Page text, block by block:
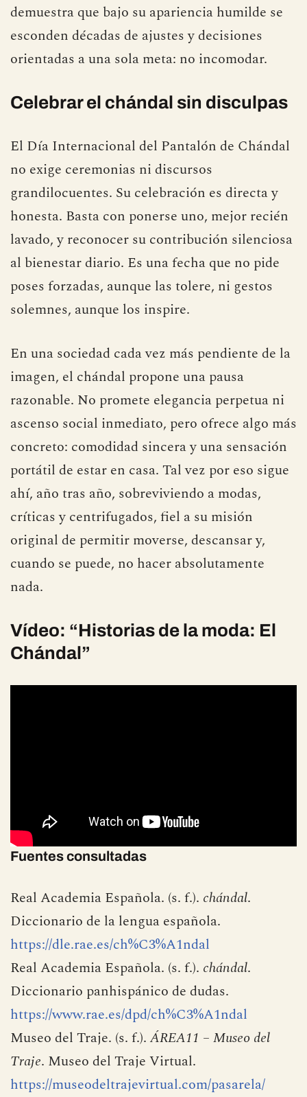
demuestra que bajo su apariencia humilde se
esconden décadas de ajustes y decisiones
orientadas a una sola meta: no incomodar.
Celebrar el chándal sin disculpas
El Día Internacional del Pantalón de Chándal
no exige ceremonias ni discursos
grandilocuentes. Su celebración es directa y
honesta. Basta con ponerse uno, mejor recién
lavado, y reconocer su contribución silenciosa
al bienestar diario. Es una fecha que no pide
poses forzadas, aunque las tolere, ni gestos
solemnes, aunque los inspire.
En una sociedad cada vez más pendiente de la
imagen, el chándal propone una pausa
razonable. No promete elegancia perpetua ni
ascenso social inmediato, pero ofrece algo más
concreto: comodidad sincera y una sensación
portátil de estar en casa. Tal vez por eso sigue
ahí, año tras año, sobreviviendo a modas,
críticas y centrifugados, fiel a su misión
original de permitir moverse, descansar y,
cuando se puede, no hacer absolutamente
nada.
Vídeo: “Historias de la moda: El
Chándal”
Fuentes consultadas
Real Academia Española. (s. f.). chándal.
Diccionario de la lengua española.
https://dle.rae.es/ch%C3%A1ndal
Real Academia Española. (s. f.). chándal.
Diccionario panhispánico de dudas.
https://www.rae.es/dpd/ch%C3%A1ndal
Museo del Traje. (s. f.). ÁREA11 – Museo del
Traje. Museo del Traje Virtual.
https://museodeltrajevirtual.com/pasarela/